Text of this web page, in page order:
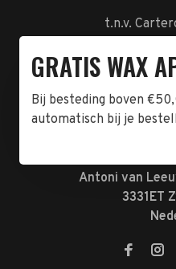
t.n.v.
BTW-
KVK-
Telefoon:
Antoni van
3331ET
GRATIS WAX
Bij besteding boven
automatisch bij je